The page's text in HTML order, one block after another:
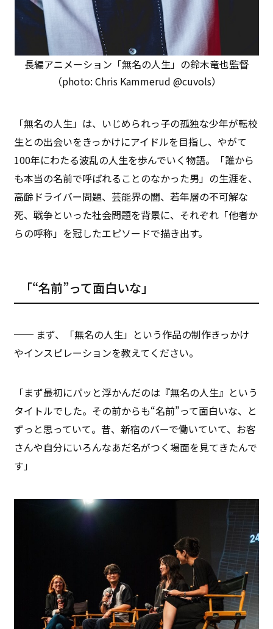
長編アニメーション「無名の人生」の鈴木竜也監督
（photo: Chris Kammerud @cuvols）
「無名の人生」は、いじめられっ子の孤独な少年が転校
生との出会いをきっかけにアイドルを目指し、やがて
100年にわたる波乱の人生を歩んでいく物語。「誰から
も本当の名前で呼ばれることのなかった男」の生涯を、
高齢ドライバー問題、芸能界の闇、若年層の不可解な
死、戦争といった社会問題を背景に、それぞれ「他者か
らの呼称」を冠したエピソードで描き出す。
「“名前”って面白いな」
── まず、「無名の人生」という作品の制作きっかけ
やインスピレーションを教えてください。
「まず最初にパッと浮かんだのは『無名の人生』という
タイトルでした。その前からも“名前”って面白いな、と
ずっと思っていて。昔、新宿のバーで働いていて、お客
さんや自分にいろんなあだ名がつく場面を見てきたんで
す」